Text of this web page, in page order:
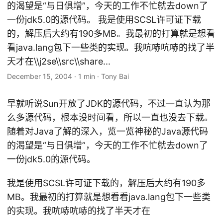
的渴望是“与日俱增”，今天的工作不忙就去down了
一份jdk5.0的源代码。 我是使用SCSL许可证下载
的，解压后大约有190多MB。我最初的打算就是想看
看java.lang包下一些类的实现。我吭哧吭哧的找了半
天才在\\j2se\\src\\share...
December 15, 2004 · 1 min · Tony Bai
早就听说Sun开放了JDK的源代码，不过一直认为那
么多源代码，根本没时间看，所以一直也没去下载。
随着对Java了解的深入，览一览神秘的Java源代码
的渴望是“与日俱增”，今天的工作不忙就去down了
一份jdk5.0的源代码。
我是使用SCSL许可证下载的，解压后大约有190多
MB。我最初的打算就是想看看java.lang包下一些类
的实现。我吭哧吭哧的找了半天才在